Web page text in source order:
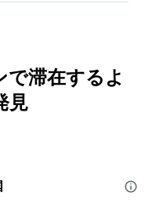
滞在するよ
見